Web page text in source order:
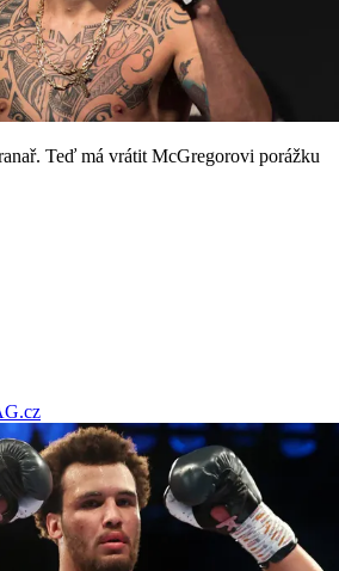
Teď má vrátit McGregorovi porážku